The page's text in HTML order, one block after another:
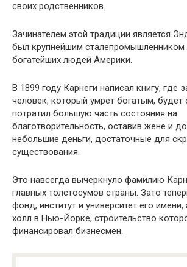
своих родственников.
Зачинателем этой традиции является
был крупнейшим сталепромышленником
богатейших людей Америки.
В 1899 году Карнеги написал книгу, где
человек, который умрет богатым, будет
потратил большую часть состояния на
благотворительность, оставив жене и
небольшие деньги, достаточные для
существования.
Это навсегда вычеркнуло фамилию
главных толстосумов страны. Зато
фонд, институт и университет его
холл в Нью-Йорке, строительство
финансировал бизнесмен.